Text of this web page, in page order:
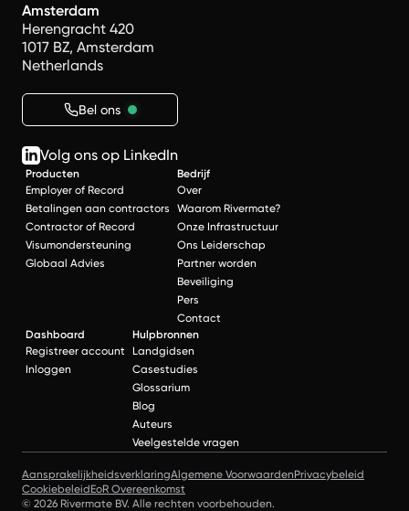
Amsterdam
Herengracht 420
1017 BZ, Amsterdam
Netherlands
Bel ons
Volg ons op LinkedIn
Producten
Employer of Record
Betalingen aan contractors
Contractor of Record
Visumondersteuning
Globaal Advies
Bedrijf
Over
Waarom Rivermate?
Onze Infrastructuur
Ons Leiderschap
Partner worden
Beveiliging
Pers
Contact
Dashboard
Registreer account
Inloggen
Hulpbronnen
Landgidsen
Casestudies
Glossarium
Blog
Auteurs
Veelgestelde vragen
AansprakelijkheidsverklaringAlgemene VoorwaardenPrivacybeleid
CookiebeleidEoR Overeenkomst
© 2026 Rivermate BV. Alle rechten voorbehouden.